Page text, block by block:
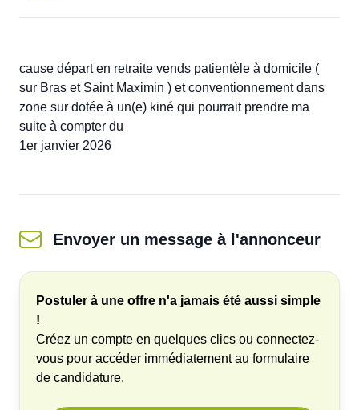
cause départ en retraite vends patientèle à domicile (
sur Bras et Saint Maximin ) et conventionnement dans
zone sur dotée à un(e) kiné qui pourrait prendre ma
suite à compter du
1er janvier 2026
Envoyer un message à l'annonceur
Postuler à une offre n'a jamais été aussi simple
!
Créez un compte en quelques clics ou connectez-
vous pour accéder immédiatement au formulaire
de candidature.